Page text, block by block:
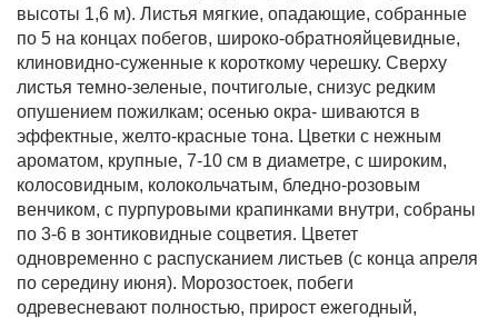
Фитолампы
высоты 1,6 м). Листья мягкие, опадающие, собранные
по 5 на концах побегов, широко-обратнояйцевидные,
клиновидно-суженные к короткому черешку. Сверху
листья темно-зеленые, почтиголые, снизус редким
опушением пожилкам; осенью окра- шиваются в
эффектные, желто-красные тона. Цветки с нежным
ароматом, крупные, 7-10 см в диаметре, с широким,
колосовидным, колокольчатым, бледно-розовым
венчиком, с пурпуровыми крапинками внутри, собраны
по 3-6 в зонтиковидные соцветия. Цветет
одновременно с распусканием листьев (с конца апреля
по середину июня). Морозостоек, побеги
одревесневают полностью, прирост ежегодный,